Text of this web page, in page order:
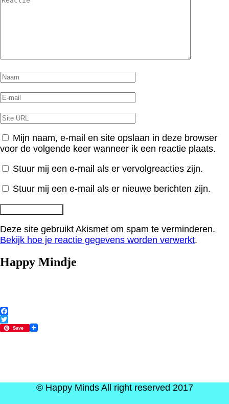
Mijn naam, e-mail en site opslaan in deze browser
voor de volgende keer wanneer ik een reactie plaats.
Stuur mij een e-mail als er vervolgreacties zijn.
Stuur mij een e-mail als er nieuwe berichten zijn.
Deze site gebruikt Akismet om spam te verminderen.
Bekijk hoe je reactie gegevens worden verwerkt.
Happy Mindje
Facebook
Twitter
Save
© Happy Minds All right reserved 2017